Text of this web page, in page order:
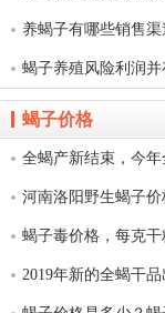
优势？
养蝎子有哪些销售
蝎子养殖风险利润
蝎子价格
全蝎产新结束，今
少钱一斤
河南洛阳野生蝎子
蝎子毒价格，每克干
2019年新的全蝎干